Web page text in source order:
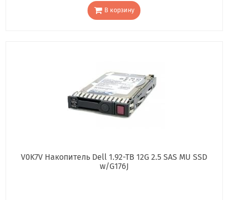
В корзину
V0K7V Накопитель Dell 1.92-TB 12G 2.5 SAS MU SSD
w/G176J